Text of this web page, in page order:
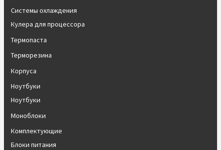
Системы охлаждения
Кулера для процессора
Термопаста
Терморезина
Корпуса
Ноутбуки
Ноутбуки
Моноблоки
Комплектующие
Блоки питания